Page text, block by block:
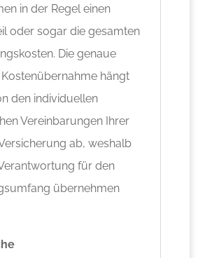
in der Regel einen
oder sogar die gesamten
Die genaue
hängt
den individuellen
Vereinbarungen Ihrer
ab, weshalb
für den
übernehmen